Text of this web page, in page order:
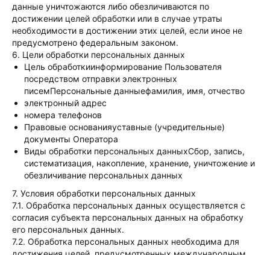
данные уничтожаются либо обезличиваются по
достижении целей обработки или в случае утраты
необходимости в достижении этих целей, если иное не
предусмотрено федеральным законом.
6. Цели обработки персональных данных
Цель обработкиинформирование Пользователя
посредством отправки электронных
писемПерсональные данныефамилия, имя, отчество
электронный адрес
номера телефонов
Правовые основанияуставные (учредительные)
документы Оператора
Виды обработки персональных данныхСбор, запись,
систематизация, накопление, хранение, уничтожение и
обезличивание персональных данных
7. Условия обработки персональных данных
7.1. Обработка персональных данных осуществляется с
согласия субъекта персональных данных на обработку
его персональных данных.
7.2. Обработка персональных данных необходима для